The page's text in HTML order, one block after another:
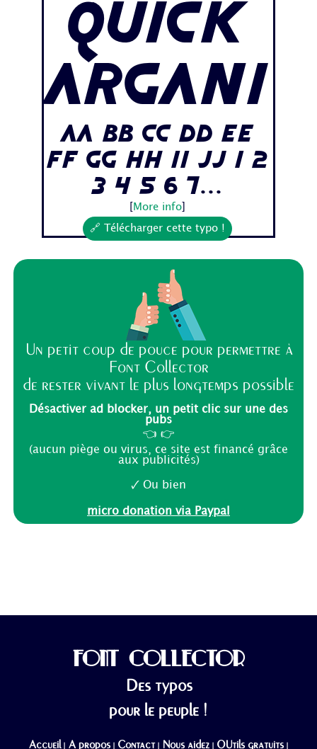
Quick
Argani
Aa Bb Cc Dd Ee
Ff Gg Hh Ii Jj 1 2
3 4 5 6 7...
More info]
🔗 Télécharger cette typo !
Un petit coup de pouce pour permettre à
Font Collector
de rester vivant le plus longtemps possible
Désactiver ad blocker, un petit clic sur une des
pubs
👈 👉
(aucun piège ou virus, ce site est financé grâce
aux publicités)
🗸 Ou bien
micro donation via Paypal
FONT COLLECTOR
Des typos
pour le peuple !
Accueil| A propos| Contact Nous aidez OUtils gratuits|